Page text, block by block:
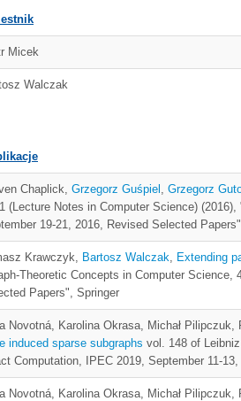
Micek
Walczak
Chaplick, Grzegorz Guśpiel , Grzegorz
(Lecture Notes in Computer Science)
19-21, 2016, Revised Selected
Krawczyk, Bartosz Walczak, Extending
Theoretic Concepts in Computer Science,
Papers", Springer
Novotná, Karolina Okrasa, Michał Pilipczuk,
induced sparse subgraphs vol. 148 of
Computation, IPEC 2019, September 11-
Novotná, Karolina Okrasa, Michał Pilipczuk,